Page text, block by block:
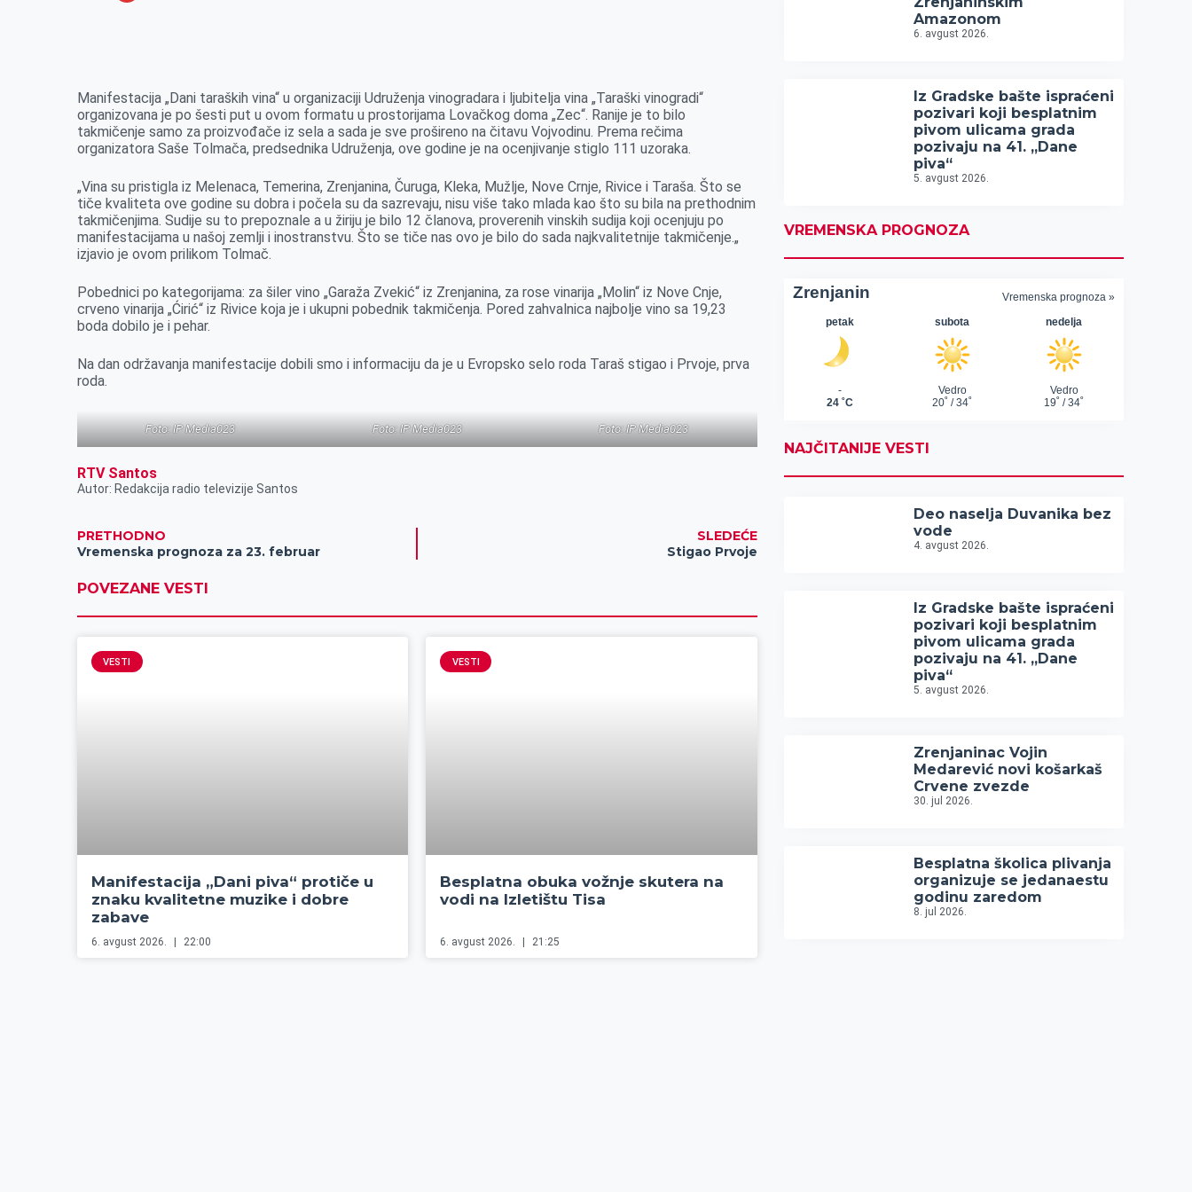
p
p
l
Manifestacija „Dani taraških vina“ u organizaciji Udruženja vinogradara i ljubitelja vina „Taraški vinogradi“
organizovana je po šesti put u ovom formatu u prostorijama Lovačkog doma „Zec“. Ranije je to bilo
takmičenje samo za proizvođače iz sela a sada je sve prošireno na čitavu Vojvodinu. Prema rečima
organizatora Saše Tolmača, predsednika Udruženja, ove godine je na ocenjivanje stiglo 111 uzoraka.
„Vina su pristigla iz Melenaca, Temerina, Zrenjanina, Čuruga, Kleka, Mužlje, Nove Crnje, Rivice i Taraša. Što se
tiče kvaliteta ove godine su dobra i počela su da sazrevaju, nisu više tako mlada kao što su bila na prethodnim
takmičenjima. Sudije su to prepoznale a u žiriju je bilo 12 članova, proverenih vinskih sudija koji ocenjuju po
manifestacijama u našoj zemlji i inostranstvu. Što se tiče nas ovo je bilo do sada najkvalitetnije takmičenje.„
izjavio je ovom prilikom Tolmač.
Pobednici po kategorijama: za šiler vino „Garaža Zvekić“ iz Zrenjanina, za rose vinarija „Molin“ iz Nove Cnje,
crveno vinarija „Ćirić“ iz Rivice koja je i ukupni pobednik takmičenja. Pored zahvalnica najbolje vino sa 19,23
boda dobilo je i pehar.
Na dan održavanja manifestacije dobili smo i informaciju da je u Evropsko selo roda Taraš stigao i Prvoje, prva
roda.
Foto: IP Media023 Foto: IP Media023 Foto: IP Media023
RTV Santos
Autor: Redakcija radio televizije Santos
PRETHODNO
Vremenska prognoza za 23. februar
SLEDEĆE
Stigao Prvoje
POVEZANE VESTI
VESTI
Manifestacija „Dani piva“ protiče u
znaku kvalitetne muzike i dobre
zabave
6. avgust 2026. 22:00
VESTI
Besplatna obuka vožnje skutera na
vodi na Izletištu Tisa
6. avgust 2026. 21:25
Amazonom
6. avgust 2026.
Iz Gradske bašte ispraćeni
pozivari koji besplatnim
pivom ulicama grada
pozivaju na 41. „Dane
piva“
5. avgust 2026.
VREMENSKA PROGNOZA
NAJČITANIJE VESTI
Deo naselja Duvanika bez
vode
4. avgust 2026.
Iz Gradske bašte ispraćeni
pozivari koji besplatnim
pivom ulicama grada
pozivaju na 41. „Dane
piva“
5. avgust 2026.
Zrenjaninac Vojin
Medarević novi košarkaš
Crvene zvezde
30. jul 2026.
Besplatna školica plivanja
organizuje se jedanaestu
godinu zaredom
8. jul 2026.